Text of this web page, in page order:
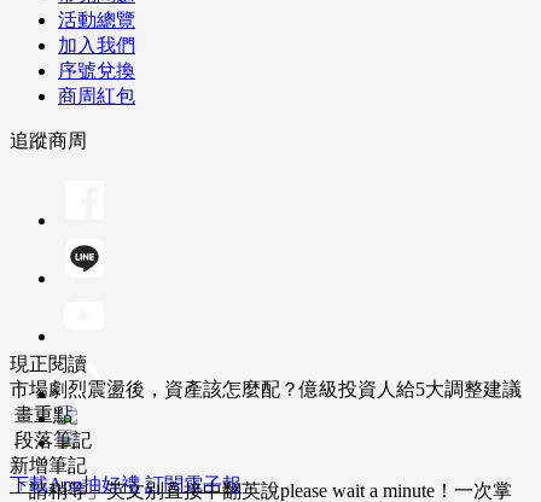
活動總覽
加入我們
序號兌換
商周紅包
追蹤商周
下載App抽好禮 訂閱電子報
現正閱讀
市場劇烈震盪後，資產該怎麼配？億級投資人給5大調整建議
畫重點
段落筆記
新增筆記
「請稍等」英文別直接中翻英說please wait a minute！一次掌